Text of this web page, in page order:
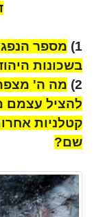
1)
מספר
בשכונות
2) מה ה'
להציל עצמם
קטלניות
שם?